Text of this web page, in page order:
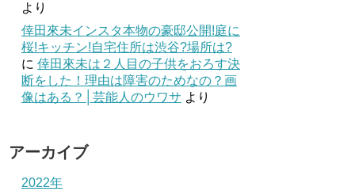
より
倖田來未インスタ本物の豪邸公開!庭に
桜!キッチン!自宅住所は渋谷?場所は?
に 倖田來未は２人目の子供をおろす決
断をした！理由は障害のためなの？画
像はある？│芸能人のウワサ より
アーカイブ
2022年